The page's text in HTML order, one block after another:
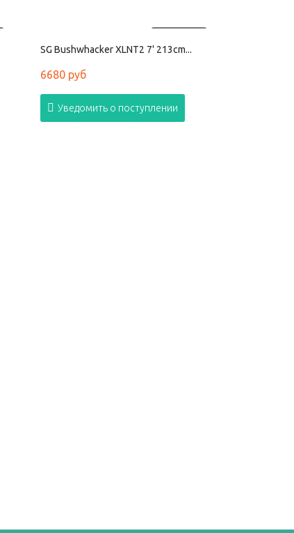
SG Bushwhacker XLNT2 7' 213cm...
6680 руб
Уведомить о поступлении